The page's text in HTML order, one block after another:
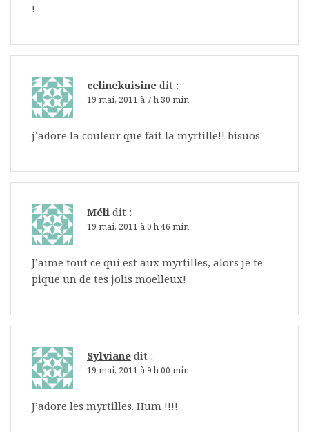
!
celinekuisine dit :
19 mai, 2011 à 7 h 30 min
j’adore la couleur que fait la myrtille!! bisuos
Méli dit :
19 mai, 2011 à 0 h 46 min
J’aime tout ce qui est aux myrtilles, alors je te
pique un de tes jolis moelleux!
Sylviane dit :
19 mai, 2011 à 9 h 00 min
J’adore les myrtilles. Hum !!!!